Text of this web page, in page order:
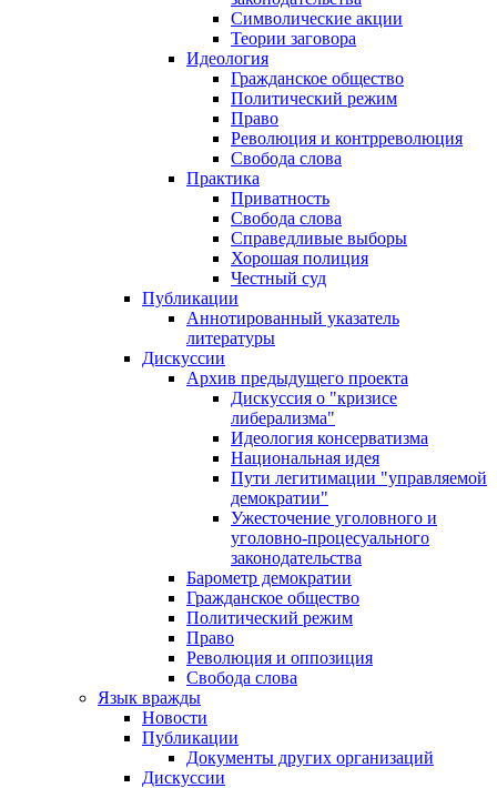
Символические акции
Теории заговора
Идеология
Гражданское общество
Политический режим
Право
Революция и контрреволюция
Свобода слова
Практика
Приватность
Свобода слова
Справедливые выборы
Хорошая полиция
Честный суд
Публикации
Аннотированный указатель
литературы
Дискуссии
Архив предыдущего проекта
Дискуссия о "кризисе
либерализма"
Идеология консерватизма
Национальная идея
Пути легитимации "управляемой
демократии"
Ужесточение уголовного и
уголовно-процесуального
законодательства
Барометр демократии
Гражданское общество
Политический режим
Право
Революция и оппозиция
Свобода слова
Язык вражды
Новости
Публикации
Документы других организаций
Дискуссии